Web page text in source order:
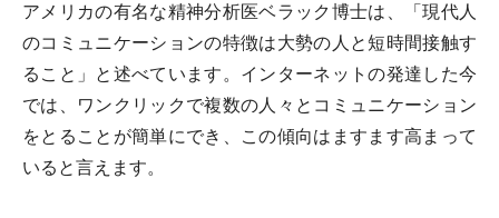
アメリカの有名な精神分析医ベラック博士は、「現代人
のコミュニケーションの特徴は大勢の人と短時間接触す
ること」と述べています。インターネットの発達した今
では、ワンクリックで複数の人々とコミュニケーション
をとることが簡単にでき、この傾向はますます高まって
いると言えます。